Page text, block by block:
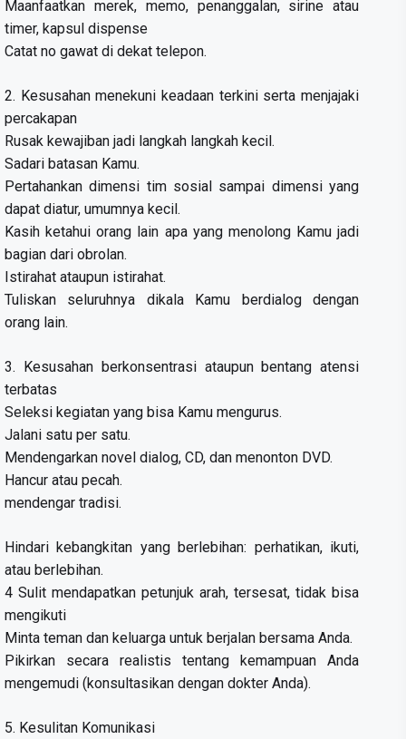
Maanfaatkan merek, memo, penanggalan, sirine atau
timer, kapsul dispense
Catat no gawat di dekat telepon.
2. Kesusahan menekuni keadaan terkini serta menjajaki
percakapan
Rusak kewajiban jadi langkah langkah kecil.
Sadari batasan Kamu.
Pertahankan dimensi tim sosial sampai dimensi yang
dapat diatur, umumnya kecil.
Kasih ketahui orang lain apa yang menolong Kamu jadi
bagian dari obrolan.
Istirahat ataupun istirahat.
Tuliskan seluruhnya dikala Kamu berdialog dengan
orang lain.
3. Kesusahan berkonsentrasi ataupun bentang atensi
terbatas
Seleksi kegiatan yang bisa Kamu mengurus.
Jalani satu per satu.
Mendengarkan novel dialog, CD, dan menonton DVD.
Hancur atau pecah.
mendengar tradisi.
Hindari kebangkitan yang berlebihan: perhatikan, ikuti,
atau berlebihan.
4 Sulit mendapatkan petunjuk arah, tersesat, tidak bisa
mengikuti
Minta teman dan keluarga untuk berjalan bersama Anda.
Pikirkan secara realistis tentang kemampuan Anda
mengemudi (konsultasikan dengan dokter Anda).
5. Kesulitan Komunikasi